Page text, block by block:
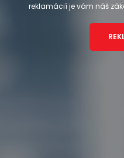
reklamácií je vám náš